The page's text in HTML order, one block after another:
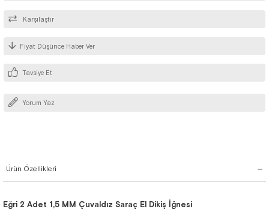
Karşılaştır
Fiyat Düşünce Haber Ver
Tavsiye Et
Yorum Yaz
Ürün Özellikleri
Eğri 2 Adet 1,5 MM Çuvaldız Saraç El Dikiş İğnesi